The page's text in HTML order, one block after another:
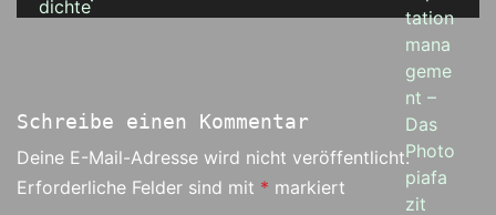
Schreibe einen Kommentar
Deine E-Mail-Adresse wird nicht veröffentlicht.
Erforderliche Felder sind mit * markiert